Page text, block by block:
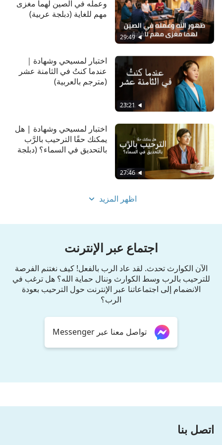
29:49
وعمله في الصين لهما مغزى
مهم للغاية (دبلجة عربية)
23:21
اختبار لمسيحي وشهادة｜
عندما كنتُ في الثامنة عشر
(مترجم بالعربية)
27:46
اختبار لمسيحي وشهادة | هل
يمكنك حقًا الترحيب بالرَّب
بالتحديق في السماء؟ (دبلجة
اظهر المزيد
اجتماع عبر الإنترنت
الآن الكوارث تحدث. لقد عاد الرب بالفعل! كيف نغتنم الفرصة
للترحيب بالرب وسط الكوارث وننال حماية الله؟ هل ترغب في
الانضمام إلى اجتماعاتنا عبر الإنترنت حول الترحيب بعودة
الرب؟
تواصل معنا عبر Messenger
اتصل بنا